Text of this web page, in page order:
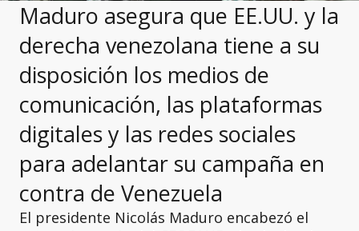
Maduro asegura que EE.UU. y la
derecha venezolana tiene a su
disposición los medios de
comunicación, las plataformas
digitales y las redes sociales
para adelantar su campaña en
contra de Venezuela
El presidente Nicolás Maduro encabezó el